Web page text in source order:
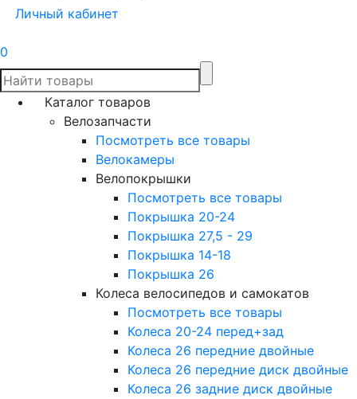
Личный кабинет
0
Каталог товаров
Велозапчасти
Посмотреть все товары
Велокамеры
Велопокрышки
Посмотреть все товары
Покрышка 20-24
Покрышка 27,5 - 29
Покрышка 14-18
Покрышка 26
Колеса велосипедов и самокатов
Посмотреть все товары
Колеса 20-24 перед+зад
Колеса 26 передние двойные
Колеса 26 передние диск двойные
Колеса 26 задние диск двойные